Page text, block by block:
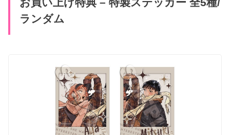
お買い上げ特典 – 特製ステッカー 全5種/
ランダム